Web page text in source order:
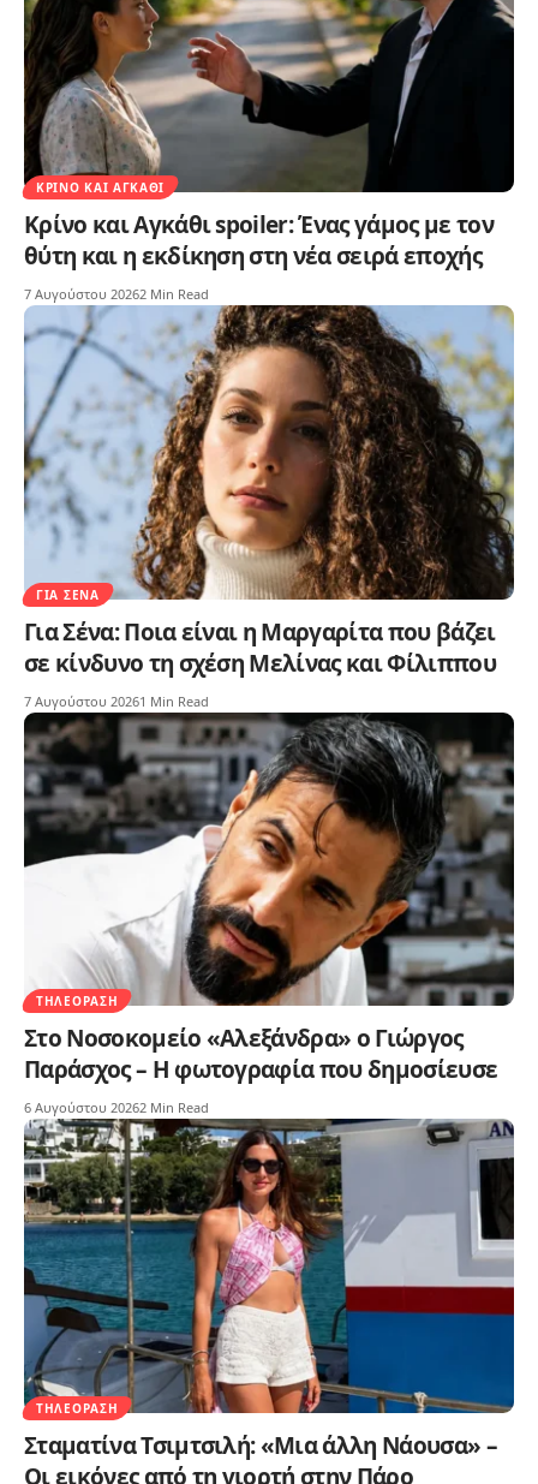
ΚΡΊΝΟ ΚΑΙ ΑΓΚΆΘΙ
Κρίνο και Αγκάθι spoiler: Ένας γάμος με τον
θύτη και η εκδίκηση στη νέα σειρά εποχής
7 Αυγούστου 20262 Min Read
ΓΙΑ ΣΈΝΑ
Για Σένα: Ποια είναι η Μαργαρίτα που βάζει
σε κίνδυνο τη σχέση Μελίνας και Φίλιππου
7 Αυγούστου 20261 Min Read
ΤΗΛΕΌΡΑΣΗ
Στο Νοσοκομείο «Αλεξάνδρα» ο Γιώργος
Παράσχος – Η φωτογραφία που δημοσίευσε
6 Αυγούστου 20262 Min Read
ΤΗΛΕΌΡΑΣΗ
Σταματίνα Τσιμτσιλή: «Μια άλλη Νάουσα» –
Οι εικόνες από τη γιορτή στην Πάρο